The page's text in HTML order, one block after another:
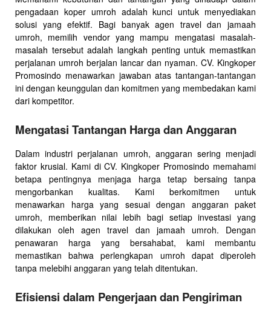
pengadaan koper umroh adalah kunci untuk menyediakan
solusi yang efektif. Bagi banyak agen travel dan jamaah
umroh, memilih vendor yang mampu mengatasi masalah-
masalah tersebut adalah langkah penting untuk memastikan
perjalanan umroh berjalan lancar dan nyaman. CV. Kingkoper
Promosindo menawarkan jawaban atas tantangan-tantangan
ini dengan keunggulan dan komitmen yang membedakan kami
dari kompetitor.
Mengatasi Tantangan Harga dan Anggaran
Dalam industri perjalanan umroh, anggaran sering menjadi
faktor krusial. Kami di CV. Kingkoper Promosindo memahami
betapa pentingnya menjaga harga tetap bersaing tanpa
mengorbankan kualitas. Kami berkomitmen untuk
menawarkan harga yang sesuai dengan anggaran paket
umroh, memberikan nilai lebih bagi setiap investasi yang
dilakukan oleh agen travel dan jamaah umroh. Dengan
penawaran harga yang bersahabat, kami membantu
memastikan bahwa perlengkapan umroh dapat diperoleh
tanpa melebihi anggaran yang telah ditentukan.
Efisiensi dalam Pengerjaan dan Pengiriman